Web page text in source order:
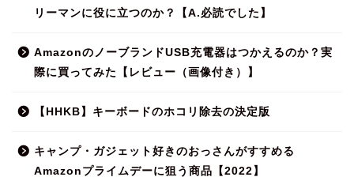
リーマンに役に立つのか？【A.必読でした】
AmazonのノーブランドUSB充電器はつかえるのか？実
際に買ってみた【レビュー（画像付き）】
【HHKB】キーボードのホコリ除去の決定版
キャンプ・ガジェット好きのおっさんがすすめる
Amazonプライムデーに狙う商品【2022】